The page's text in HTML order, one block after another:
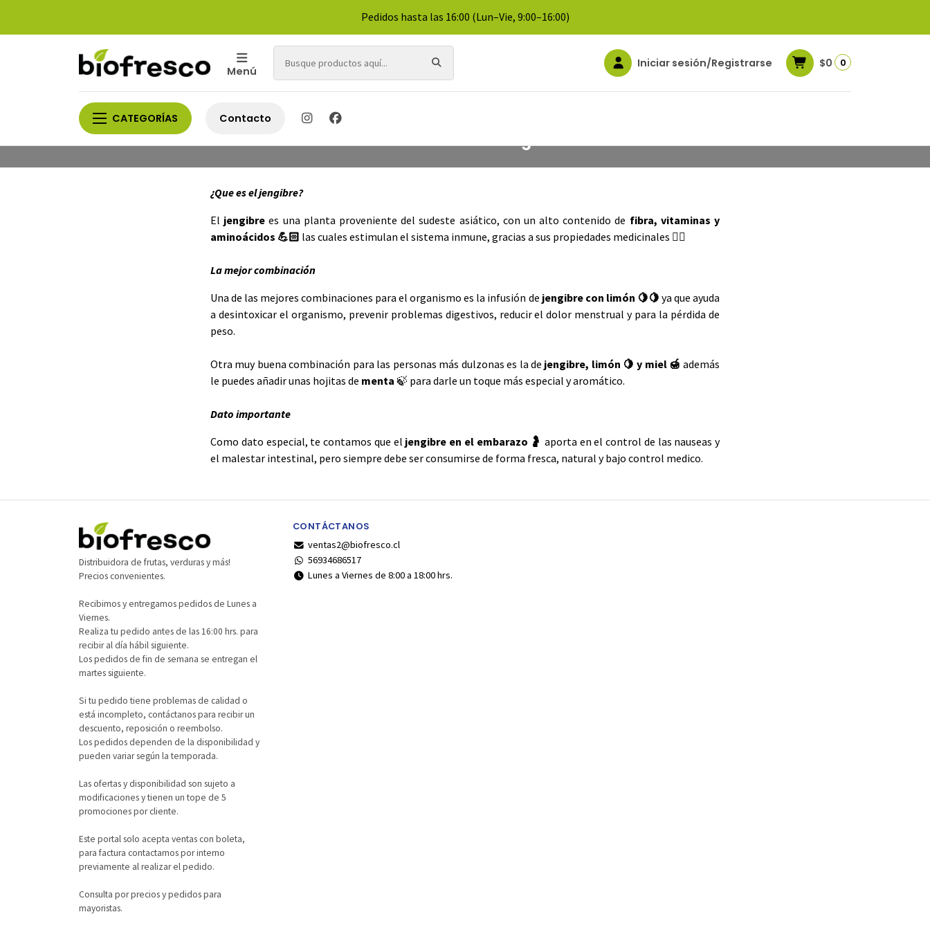
Pedidos hasta las 16:00 (Lun–Vie, 9:00–16:00)
Menú
Iniciar sesión/Registrarse $0 0
CATEGORÍAS Contacto
La combinación de moda: Jengibre con limón
¿Que es el jengibre?
El jengibre es una planta proveniente del sudeste asiático, con un alto contenido de fibra, vitaminas y
aminoácidos 💪🏻 las cuales estimulan el sistema inmune, gracias a sus propiedades medicinales 👨‍⚕️
La mejor combinación
Una de las mejores combinaciones para el organismo es la infusión de jengibre con limón 🍋🍋 ya que ayuda
a desintoxicar el organismo, prevenir problemas digestivos, reducir el dolor menstrual y para la pérdida de
peso.
Otra muy buena combinación para las personas más dulzonas es la de jengibre, limón 🍋 y miel 🍯 además
le puedes añadir unas hojitas de menta 🍃 para darle un toque más especial y aromático.
Dato importante
Como dato especial, te contamos que el jengibre en el embarazo 🤰 aporta en el control de las nauseas y
el malestar intestinal, pero siempre debe ser consumirse de forma fresca, natural y bajo control medico.
Distribuidora de frutas, verduras y más!
Precios convenientes.
Recibimos y entregamos pedidos de Lunes a
Viernes.
Realiza tu pedido antes de las 16:00 hrs. para
recibir al día hábil siguiente.
Los pedidos de fin de semana se entregan el
martes siguiente.
Si tu pedido tiene problemas de calidad o
está incompleto, contáctanos para recibir un
descuento, reposición o reembolso.
Los pedidos dependen de la disponibilidad y
pueden variar según la temporada.
Las ofertas y disponibilidad son sujeto a
modificaciones y tienen un tope de 5
promociones por cliente.
Este portal solo acepta ventas con boleta,
para factura contactarnos por interno
previamente al realizar el pedido.
Consulta por precios y pedidos para
mayoristas.
CONTÁCTANOS
ventas2@biofresco.cl
56934686517
Lunes a Viernes de 8:00 a 18:00 hrs.